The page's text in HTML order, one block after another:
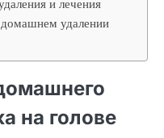
и лечения
удалении
на голове